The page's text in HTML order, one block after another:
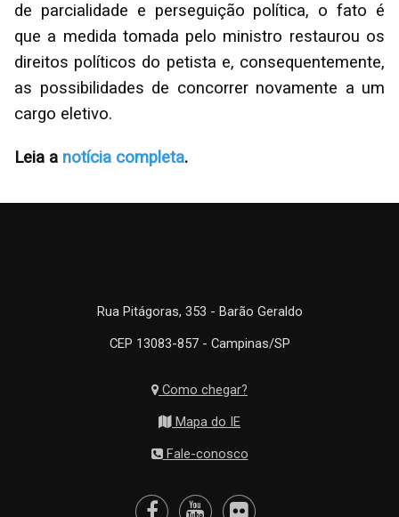
de parcialidade e perseguição política, o fato é
que a medida tomada pelo ministro restaurou os
direitos políticos do petista e, consequentemente,
as possibilidades de concorrer novamente a um
cargo eletivo.
Leia a notícia completa.
Rua Pitágoras, 353 - Barão Geraldo
CEP 13083-857 - Campinas/SP
Como chegar?
Mapa do IE
Fale-conosco